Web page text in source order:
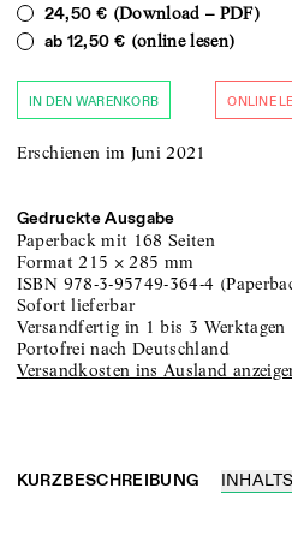
24,50 € (Download – PDF)
ab 12,50 € (online lesen)
IN DEN WARENKORB ONLINE
Erschienen im Juni 2021
Gedruckte Ausgabe
Paperback mit 168 Seiten
Format 215 × 285 mm
ISBN 978-3-95749-364-4 (
sofort lieferbar
versandfertig in 1 bis 3 Werktagen
portofrei nach Deutschland
Versandkosten ins Ausland
KURZBESCHREIBUNG